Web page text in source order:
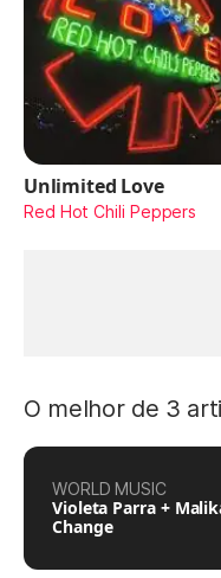
Unlimited Love
Red Hot Chili Peppers
O melhor de 3
WORLD MUSIC
Violeta Parra +
Change